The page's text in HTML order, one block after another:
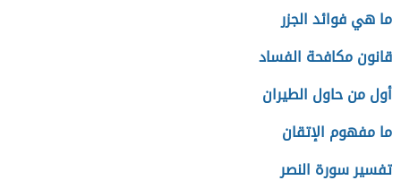
ما هي فوائد الجزر
قانون مكافحة الفساد
أول من حاول الطيران
ما مفهوم الإتقان
تفسير سورة النصر